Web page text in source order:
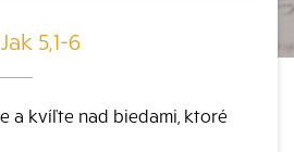
5,1-6
a kvíľte nad biedami, ktoré